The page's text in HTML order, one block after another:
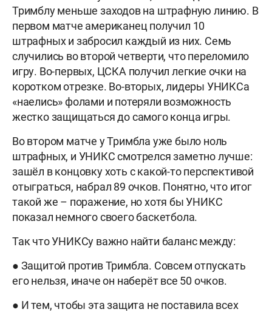
Тримблу меньше заходов на штрафную линию. В
первом матче американец получил 10
штрафных и забросил каждый из них. Семь
случились во второй четверти, что переломило
игру. Во-первых, ЦСКА получил легкие очки на
коротком отрезке. Во-вторых, лидеры УНИКСа
«наелись» фолами и потеряли возможность
жестко защищаться до самого конца игры.
Во втором матче у Тримбла уже было ноль
штрафных, и УНИКС смотрелся заметно лучше:
зашёл в концовку хоть с какой-то перспективой
отыграться, набрал 89 очков. Понятно, что итог
такой же – поражение, но хотя бы УНИКС
показал немного своего баскетбола.
Так что УНИКСу важно найти баланс между:
● Защитой против Тримбла. Совсем отпускать
его нельзя, иначе он наберёт все 50 очков.
● И тем, чтобы эта защита не поставила всех